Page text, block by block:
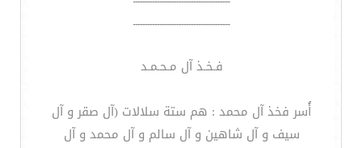
ــــــــــــــــــــــــــــــــــــــــ
فـخـذ آل مـحـمـد
أُسر فخذ آل محمد : هم ستة سلالات (آل صقر و آل
سيف و آل شاهين و آل سالم و آل محمد و آل